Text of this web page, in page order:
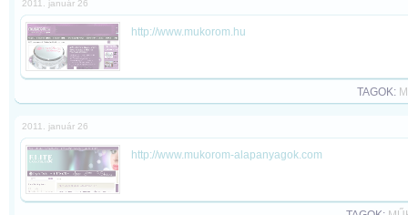
2011. január 26
http://www.mukorom.hu
TAGOK:
2011. január 26
http://www.mukorom-alapanyagok.com